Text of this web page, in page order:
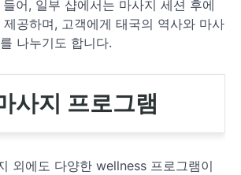
어, 일부 샵에서는 마사지 세션 후에
공하며, 고객에게 태국의 역사와 마사
나누기도 합니다.
사지 프로그램
외에도 다양한 wellness 프로그램이